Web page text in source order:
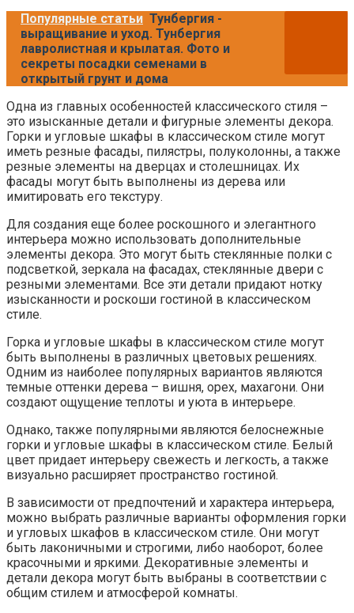
Популярные статьи Тунбергия -
выращивание и уход. Тунбергия
лавролистная и крылатая. Фото и
секреты посадки семенами в
открытый грунт и дома
Одна из главных особенностей классического стиля –
это изысканные детали и фигурные элементы декора.
Горки и угловые шкафы в классическом стиле могут
иметь резные фасады, пилястры, полуколонны, а также
резные элементы на дверцах и столешницах. Их
фасады могут быть выполнены из дерева или
имитировать его текстуру.
Для создания еще более роскошного и элегантного
интерьера можно использовать дополнительные
элементы декора. Это могут быть стеклянные полки с
подсветкой, зеркала на фасадах, стеклянные двери с
резными элементами. Все эти детали придают нотку
изысканности и роскоши гостиной в классическом
стиле.
Горка и угловые шкафы в классическом стиле могут
быть выполнены в различных цветовых решениях.
Одним из наиболее популярных вариантов являются
темные оттенки дерева – вишня, орех, махагони. Они
создают ощущение теплоты и уюта в интерьере.
Однако, также популярными являются белоснежные
горки и угловые шкафы в классическом стиле. Белый
цвет придает интерьеру свежесть и легкость, а также
визуально расширяет пространство гостиной.
В зависимости от предпочтений и характера интерьера,
можно выбрать различные варианты оформления горки
и угловых шкафов в классическом стиле. Они могут
быть лаконичными и строгими, либо наоборот, более
красочными и яркими. Декоративные элементы и
детали декора могут быть выбраны в соответствии с
общим стилем и атмосферой комнаты.